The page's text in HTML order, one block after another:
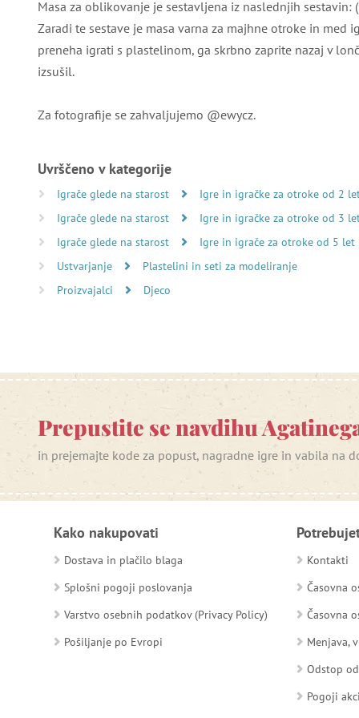
Masa za oblikovanje je sestavljena iz naslednjih sestavin:
Zaradi te sestave je masa varna za majhne otroke in med
preneha igrati s plastelinom, ga skrbno zaprite nazaj v
izsušil.
Za fotografije se zahvaljujemo @ewycz.
Uvrščeno v kategorije
Igrače glede na starost
Igre in igračke za otroke od 2
Igrače glede na starost
Igre in igračke za otroke od 3
Igrače glede na starost
Igre in igrače za otroke od 5 let
Ustvarjanje
Plastelini in seti za modeliranje
Proizvajalci
Djeco
Prepustite se navdihu
in prejemajte kode za popust, nagradne igre in vabila na
Kako nakupovati
Dostava in plačilo blaga
Splošni pogoji poslovanja
Varstvo osebnih podatkov (Privacy Policy)
Pošiljanje po Evropi
Kontakti
Časovna
Časovna
Menjava,
Odstop
Pogoji